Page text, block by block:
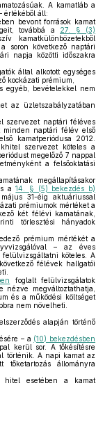
A kamatláb a
értékéből áll:
bevont források kamat
továbbá a 27. § (3)
kamatkülönbözetekből
soron következő naptári
napja közötti időszakra
által alkotott egységes
kockázati prémium,
egyéb, bevételekkel nem
az üzletszabályzatában
szervezet naptári féléves
minden naptári félév első
kamatperiódusa 2012.
szervezet köteles a
megelőző 7 nappal
a felsőoktatási
megállapításakor
a14. § (5) bekezdés b)
31-éig aktuáriussal
prémiumok mértéket a
két félévi kamatának,
törlesztési hányadok
prémium mértékét a
– az éves
felülvizsgáltatni köteles. A
félévek hallgatói
foglalt felülvizsgálatok
megváltoztathatja,
és a működési költséget
nem növelheti.
alapján történő
– a (10) bekezdésben
kerül sor. A tőkésítésre
történik. A napi kamat az
tőketartozás állományra
hitel esetében a kamat